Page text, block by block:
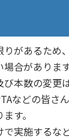
りがあるため
合があります
び本数の変更
などの皆さ
す。
実施するな